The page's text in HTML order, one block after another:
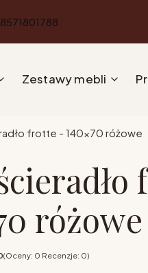
Zestawy mebli
frotte - 140x70 różowe
różowe
(Oceny: 0 Recenzje: 0)